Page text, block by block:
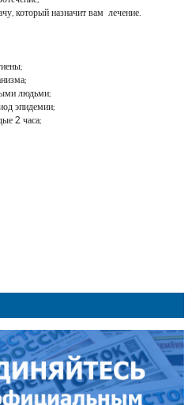
который назначит вам лечение.
людьми;
эпидемии;
2 часа;